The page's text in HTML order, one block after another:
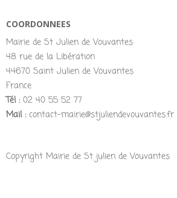
COORDONNEES
Mairie de St Julien de Vouvantes
48 rue de la Libération
44670 Saint Julien de Vouvantes
France
Tél :02 40 55 52 77
Mail :contact-mairie@stjuliendevouvantes.fr
Copyright Mairie de St julien de Vouvantes